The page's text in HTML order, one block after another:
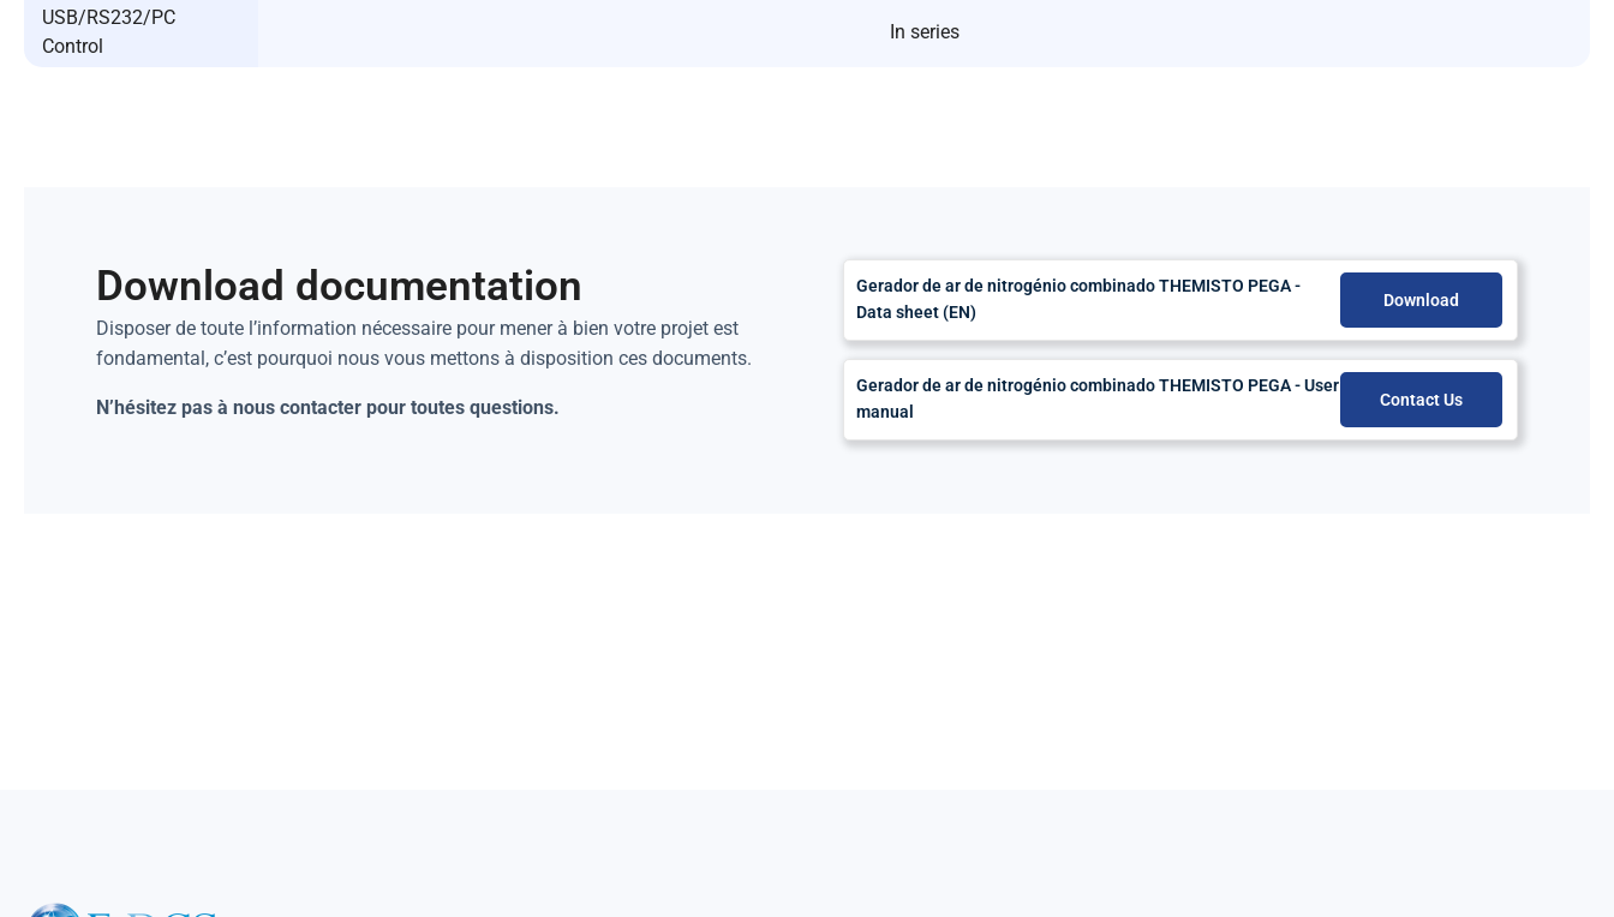
USB/RS232/PC
Control
In series
Download documentation
Disposer de toute l’information nécessaire pour mener à bien votre projet est
fondamental, c’est pourquoi nous vous mettons à disposition ces documents.
N’hésitez pas à nous contacter pour toutes questions.
Gerador de ar de nitrogénio combinado THEMISTO PEGA -
Data sheet (EN)
Download
Gerador de ar de nitrogénio combinado THEMISTO PEGA - User
manual
Contact Us